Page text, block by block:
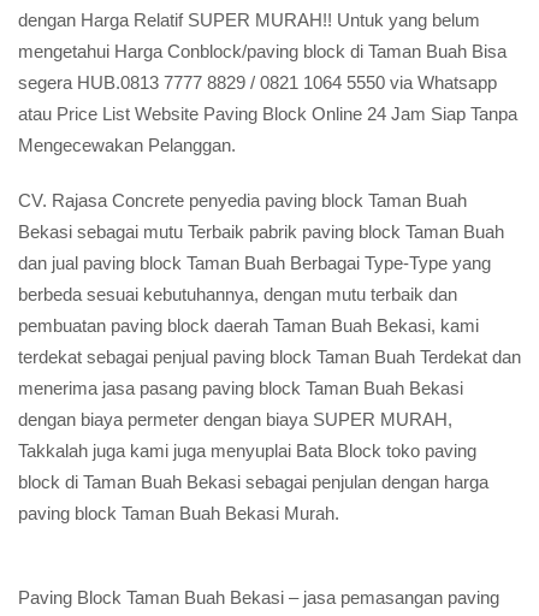
dengan Harga Relatif SUPER MURAH!! Untuk yang belum
mengetahui Harga Conblock/paving block di Taman Buah Bisa
segera HUB.0813 7777 8829 / 0821 1064 5550 via Whatsapp
atau Price List Website Paving Block Online 24 Jam Siap Tanpa
Mengecewakan Pelanggan.
CV. Rajasa Concrete penyedia paving block Taman Buah
Bekasi sebagai mutu Terbaik pabrik paving block Taman Buah
dan jual paving block Taman Buah Berbagai Type-Type yang
berbeda sesuai kebutuhannya, dengan mutu terbaik dan
pembuatan paving block daerah Taman Buah Bekasi, kami
terdekat sebagai penjual paving block Taman Buah Terdekat dan
menerima jasa pasang paving block Taman Buah Bekasi
dengan biaya permeter dengan biaya SUPER MURAH,
Takkalah juga kami juga menyuplai Bata Block toko paving
block di Taman Buah Bekasi sebagai penjulan dengan harga
paving block Taman Buah Bekasi Murah.
Paving Block Taman Buah Bekasi – jasa pemasangan paving